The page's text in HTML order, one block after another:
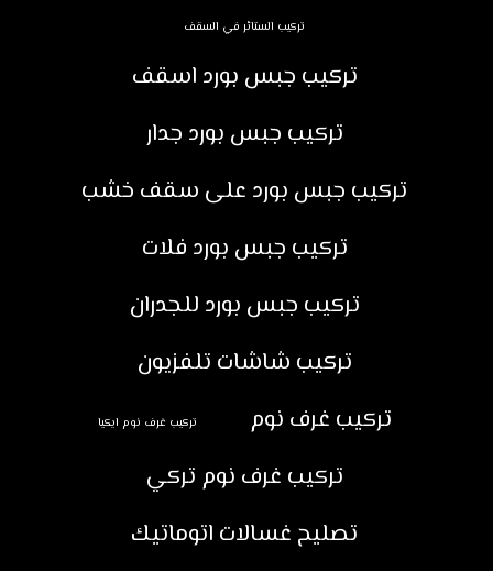
تركيب الستائر في السقف
تركيب جبس بورد اسقف
تركيب جبس بورد جدار
تركيب جبس بورد على سقف خشب
تركيب جبس بورد فلات
تركيب جبس بورد للجدران
تركيب شاشات تلفزيون
تركيب غرف نوم
تركيب غرف نوم ايكيا
تركيب غرف نوم تركي
تصليح غسالات اتوماتيك